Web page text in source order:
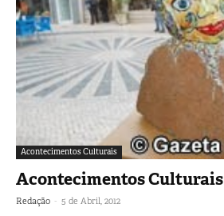
Acontecimentos Culturais
Acontecimentos Culturais
Redação - 5 de Abril, 2012